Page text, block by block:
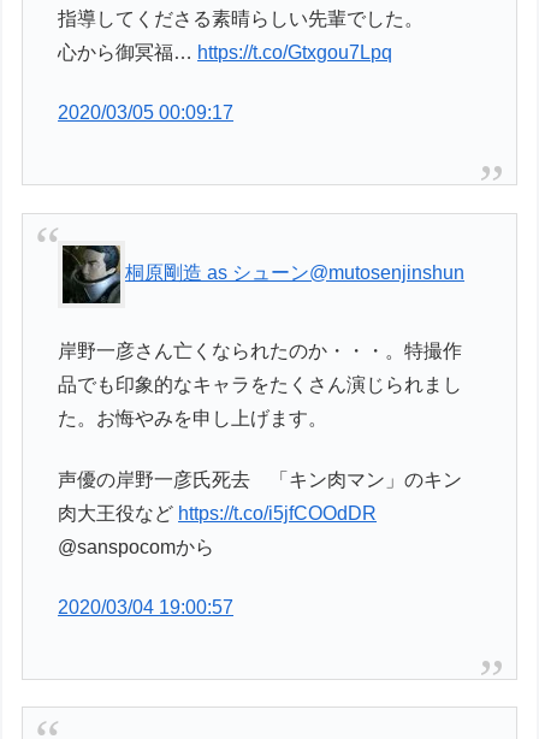
指導してくださる素晴らしい先輩でした。
心から御冥福… https://t.co/Gtxgou7Lpq
2020/03/05 00:09:17
桐原剛造 as シューン@mutosenjinshun
岸野一彦さん亡くなられたのか・・・。特撮作
品でも印象的なキャラをたくさん演じられまし
た。お悔やみを申し上げます。
声優の岸野一彦氏死去 「キン肉マン」のキン
肉大王役など https://t.co/i5jfCOOdDR
@sanspocomから
2020/03/04 19:00:57